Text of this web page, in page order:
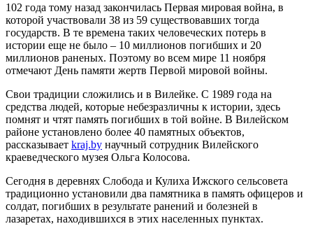
102 года тому назад закончилась Первая мировая война, в
которой участвовали 38 из 59 существовавших тогда
государств. В те времена таких человеческих потерь в
истории еще не было – 10 миллионов погибших и 20
миллионов раненых. Поэтому во всем мире 11 ноября
отмечают День памяти жертв Первой мировой войны.
Свои традиции сложились и в Вилейке. С 1989 года на
средства людей, которые небезразличны к истории, здесь
помнят и чтят память погибших в той войне. В Вилейском
районе установлено более 40 памятных объектов,
рассказывает kraj.by научный сотрудник Вилейского
краеведческого музея Ольга Колосова.
Сегодня в деревнях Слобода и Кулиха Ижского сельсовета
традиционно установили два памятника в память офицеров и
солдат, погибших в результате ранений и болезней в
лазаретах, находившихся в этих населенных пунктах.